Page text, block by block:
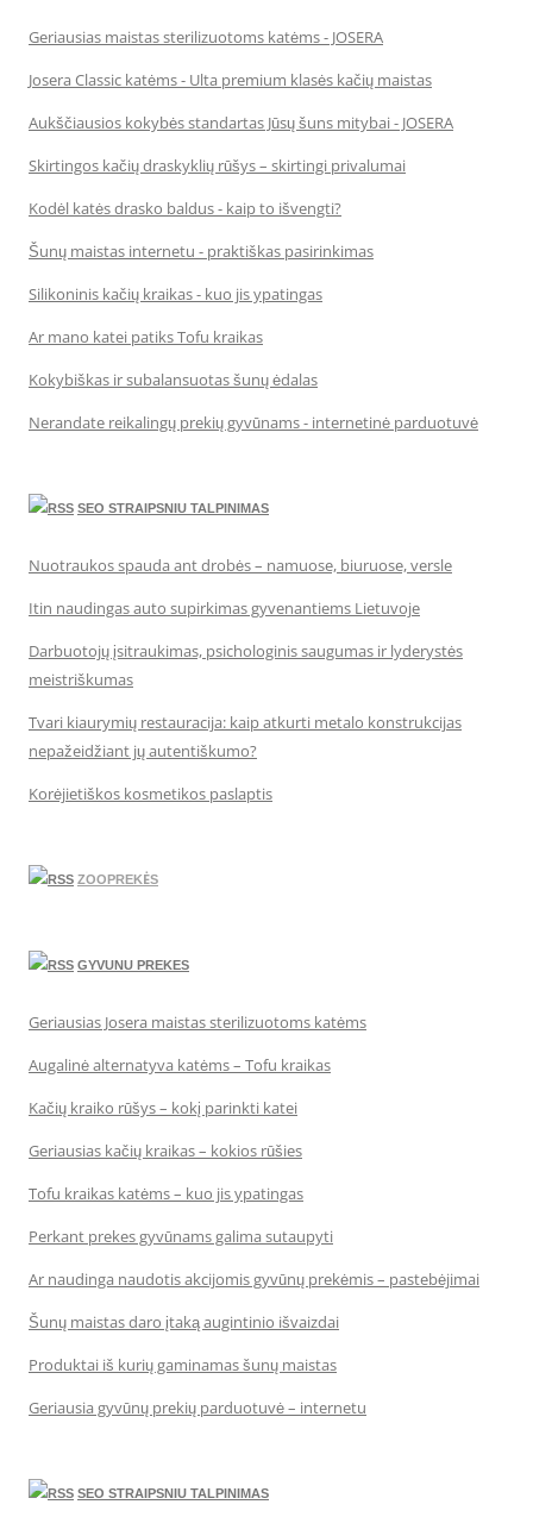
Geriausias maistas sterilizuotoms katėms - JOSERA
Josera Classic katėms - Ulta premium klasės kačių maistas
Aukščiausios kokybės standartas Jūsų šuns mitybai - JOSERA
Skirtingos kačių draskyklių rūšys – skirtingi privalumai
Kodėl katės drasko baldus - kaip to išvengti?
Šunų maistas internetu - praktiškas pasirinkimas
Silikoninis kačių kraikas - kuo jis ypatingas
Ar mano katei patiks Tofu kraikas
Kokybiškas ir subalansuotas šunų ėdalas
Nerandate reikalingų prekių gyvūnams - internetinė parduotuvė
SEO STRAIPSNIU TALPINIMAS
Nuotraukos spauda ant drobės – namuose, biuruose, versle
Itin naudingas auto supirkimas gyvenantiems Lietuvoje
Darbuotojų įsitraukimas, psichologinis saugumas ir lyderystės
meistriškumas
Tvari kiaurymių restauracija: kaip atkurti metalo konstrukcijas
nepažeidžiant jų autentiškumo?
Korėjietiškos kosmetikos paslaptis
ZOOPREKĖS
GYVUNU PREKES
Geriausias Josera maistas sterilizuotoms katėms
Augalinė alternatyva katėms – Tofu kraikas
Kačių kraiko rūšys – kokį parinkti katei
Geriausias kačių kraikas – kokios rūšies
Tofu kraikas katėms – kuo jis ypatingas
Perkant prekes gyvūnams galima sutaupyti
Ar naudinga naudotis akcijomis gyvūnų prekėmis – pastebėjimai
Šunų maistas daro įtaką augintinio išvaizdai
Produktai iš kurių gaminamas šunų maistas
Geriausia gyvūnų prekių parduotuvė – internetu
SEO STRAIPSNIU TALPINIMAS